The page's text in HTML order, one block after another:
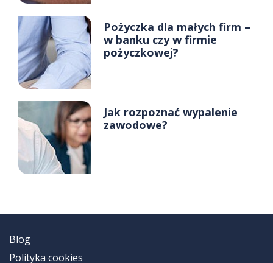
Pożyczka dla małych firm –
w banku czy w firmie
pożyczkowej?
Jak rozpoznać wypalenie
zawodowe?
Blog
Polityka cookies